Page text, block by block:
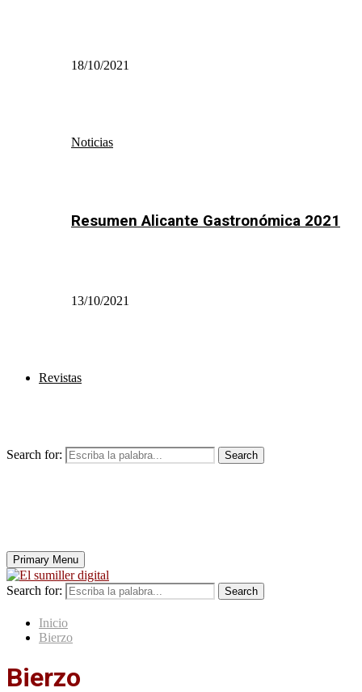
18/10/2021
Noticias
Resumen Alicante Gastronómica 2021
13/10/2021
Revistas
Search for: Search
Primary Menu
Search for: Search
Inicio
Bierzo
Bierzo